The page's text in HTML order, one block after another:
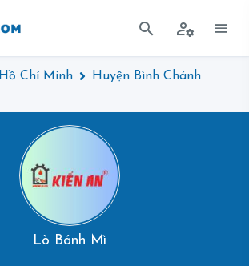
Hồ Chí Minh
Huyện Bình Chánh
Lò Bánh Mì